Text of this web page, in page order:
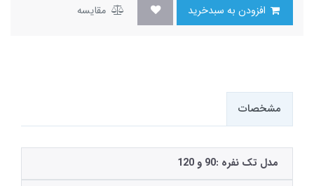
مقایسه
مشخصات
مدل تک نفره :90 و 120